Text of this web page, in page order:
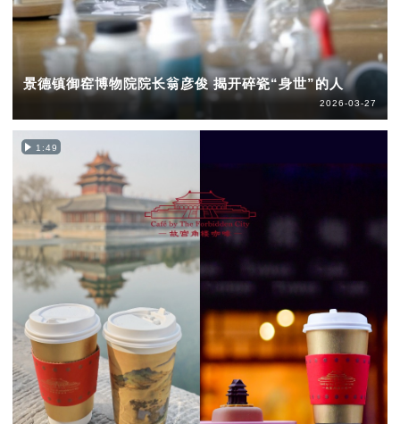
景德镇御窑博物院院长翁彦俊 揭开碎瓷“身世”的人
2026-03-27
1:49